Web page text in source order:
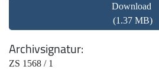
Download
(1.37 MB)
Archivsignatur
ZS 1568 / 1